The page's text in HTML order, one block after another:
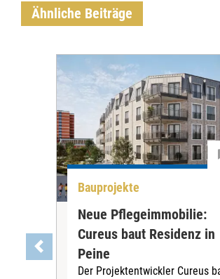
Ähnliche Beiträge
Bauprojekte
Neue Pflegeimmobilie:
Cureus baut Residenz in
Peine
Der Projektentwickler Cureus